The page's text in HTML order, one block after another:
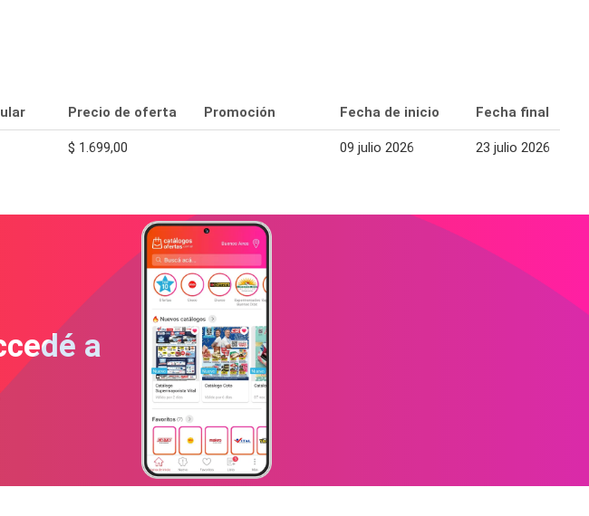
Precio de oferta Promoción Fecha de inicio Fecha final
$ 1.699,00 09 julio 2026 23 julio 2026
a